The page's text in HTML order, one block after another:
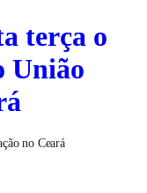
terça o
União
no Ceará